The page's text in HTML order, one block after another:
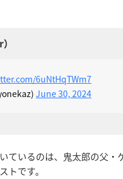
6uNtHqTWm7
June 30, 2024
ているのは、鬼太郎の父・
トです。